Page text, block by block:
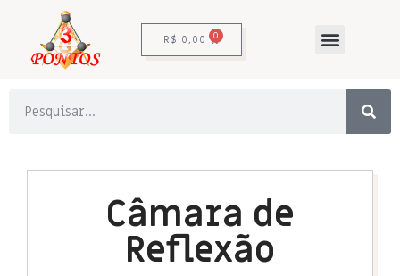
R$ 0,00 0
Câmara de
Reflexão